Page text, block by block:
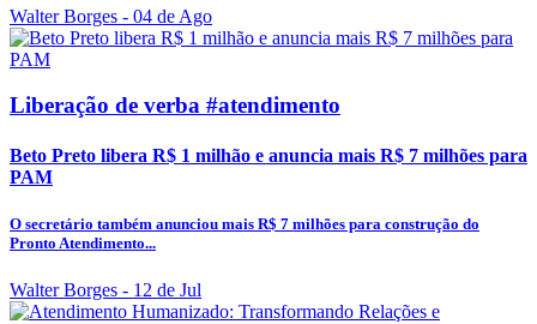
Walter Borges - 04 de Ago
Liberação de verba #atendimento
Beto Preto libera R$ 1 milhão e anuncia mais R$ 7 milhões para
PAM
O secretário também anunciou mais R$ 7 milhões para construção do
Pronto Atendimento...
Walter Borges - 12 de Jul